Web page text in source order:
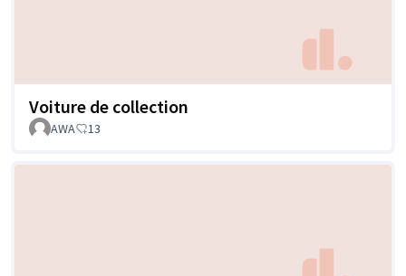
Voiture de collection
AWA 13